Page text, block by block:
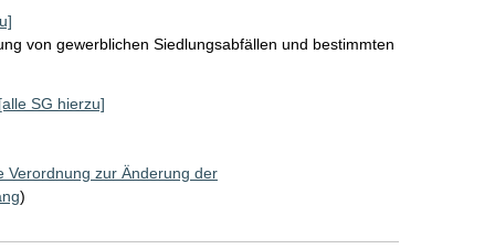
von gewerblichen Siedlungsabfällen und bestimmten
SG hierzu]
Verordnung zur Änderung der
)